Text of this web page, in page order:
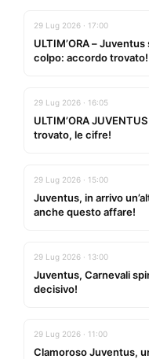
29 Lug 2026 · 17:00
ULTIM’ORA –
colpo: accordo trovato!
29 Lug 2026 · 16:05
ULTIM’ORA
trovato, le cifre!
29 Lug 2026 · 15:00
Juventus, in arrivo
anche questo affare!
29 Lug 2026 · 13:00
Juventus, Carnevali
decisivo!
29 Lug 2026 · 11:00
Clamoroso Juventus,